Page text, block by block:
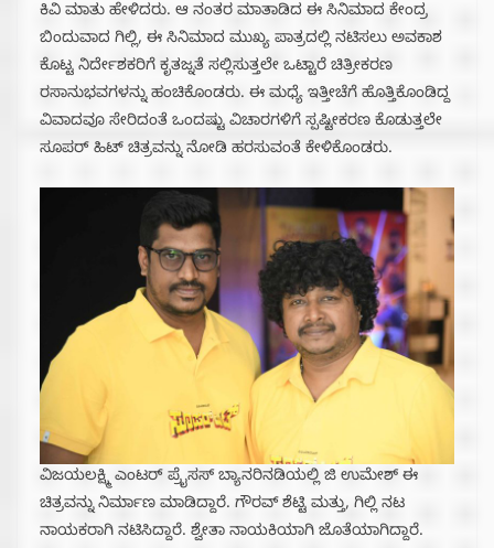
ಕಿವಿ ಮಾತು ಹೇಳಿದರು. ಆ ನಂತರ ಮಾತಾಡಿದ ಈ ಸಿನಿಮಾದ ಕೇಂದ್ರ
ಬಿಂದುವಾದ ಗಿಲ್ಲಿ, ಈ ಸಿನಿಮಾದ ಮುಖ್ಯ ಪಾತ್ರದಲ್ಲಿ ನಟಿಸಲು ಅವಕಾಶ
ಕೊಟ್ಟ ನಿರ್ದೇಶಕರಿಗೆ ಕೃತಜ್ನತೆ ಸಲ್ಲಿಸುತ್ತಲೇ ಒಟ್ಟಾರೆ ಚಿತ್ರೀಕರಣ
ರಸಾನುಭವಗಳನ್ನು ಹಂಚಿಕೊಂಡರು. ಈ ಮಧ್ಯೆ ಇತ್ತೀಚೆಗೆ ಹೊತ್ತಿಕೊಂಡಿದ್ದ
ವಿವಾದವೂ ಸೇರಿದಂತೆ ಒಂದಷ್ಟು ವಿಚಾರಗಳಿಗೆ ಸ್ಪಷ್ಟೀಕರಣ ಕೊಡುತ್ತಲೇ
ಸೂಪರ್ ಹಿಟ್ ಚಿತ್ರವನ್ನು ನೋಡಿ ಹರಸುವಂತೆ ಕೇಳಿಕೊಂಡರು.
ವಿಜಯಲಕ್ಷ್ಮಿ ಎಂಟರ್ ಪ್ರೈಸಸ್ ಬ್ಯಾನರಿನಡಿಯಲ್ಲಿ ಜಿ ಉಮೇಶ್ ಈ
ಚಿತ್ರವನ್ನು ನಿರ್ಮಾಣ ಮಾಡಿದ್ದಾರೆ. ಗೌರವ್ ಶೆಟ್ಟಿ ಮತ್ತು, ಗಿಲ್ಲಿ ನಟ
ನಾಯಕರಾಗಿ ನಟಿಸಿದ್ದಾರೆ. ಶ್ವೇತಾ ನಾಯಕಿಯಾಗಿ ಜೊತೆಯಾಗಿದ್ದಾರೆ.